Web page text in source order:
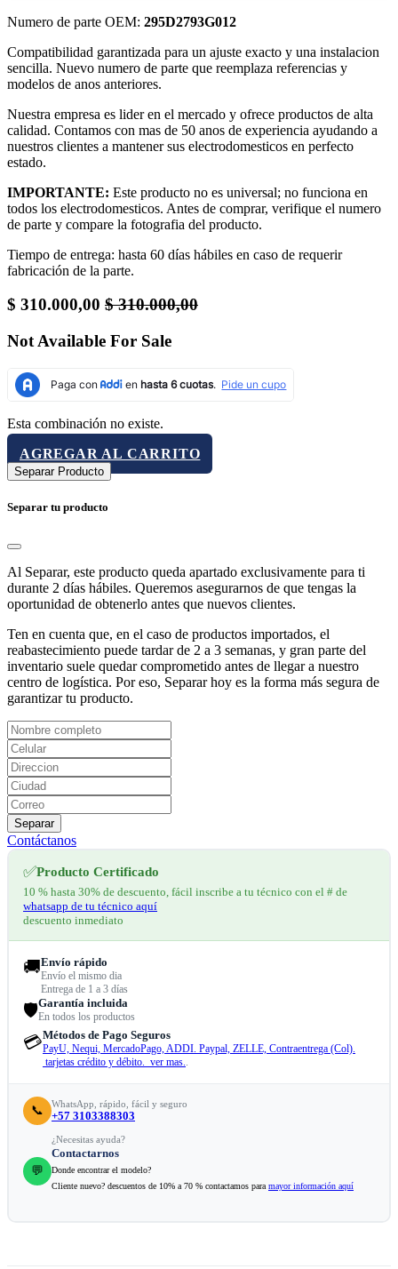
Numero de parte OEM: 295D2793G012
Compatibilidad garantizada para un ajuste exacto y una instalacion
sencilla. Nuevo numero de parte que reemplaza referencias y
modelos de anos anteriores.
Nuestra empresa es lider en el mercado y ofrece productos de alta
calidad. Contamos con mas de 50 anos de experiencia ayudando a
nuestros clientes a mantener sus electrodomesticos en perfecto
estado.
IMPORTANTE: Este producto no es universal; no funciona en
todos los electrodomesticos. Antes de comprar, verifique el numero
de parte y compare la fotografia del producto.
Tiempo de entrega: hasta 60 días hábiles en caso de requerir
fabricación de la parte.
$ 310.000,00 $310.000,00
Not Available For Sale
Esta combinación no existe.
AGREGAR AL CARRITO
Separar Producto
Separar tu producto
Al Separar, este producto queda apartado exclusivamente para ti
durante 2 días hábiles. Queremos asegurarnos de que tengas la
oportunidad de obtenerlo antes que nuevos clientes.
Ten en cuenta que, en el caso de productos importados, el
reabastecimiento puede tardar de 2 a 3 semanas, y gran parte del
inventario suele quedar comprometido antes de llegar a nuestro
centro de logística. Por eso, Separar hoy es la forma más segura de
garantizar tu producto.
Separar
Contáctanos
✅Producto Certificado
10 % hasta 30% de descuento, fácil inscribe a tu técnico con el # de
whatsapp de tu técnico aquí
descuento inmediato
🚚Envío rápido
Envío el mismo dia
Entrega de 1 a 3 días
🛡️Garantía incluida
En todos los productos
💳Métodos de Pago Seguros
PayU, Nequi, MercadoPago, ADDI. Paypal, ZELLE, Contraentrega (Col).
tarjetas crédito y débito. ver mas..
📞 WhatsApp, rápido, fácil y seguro
+57 3103388303
💬
¿Necesitas ayuda?
Contactarnos
Donde encontrar el modelo?
Cliente nuevo? descuentos de 10% a 70 % contactamos para mayor información aquí